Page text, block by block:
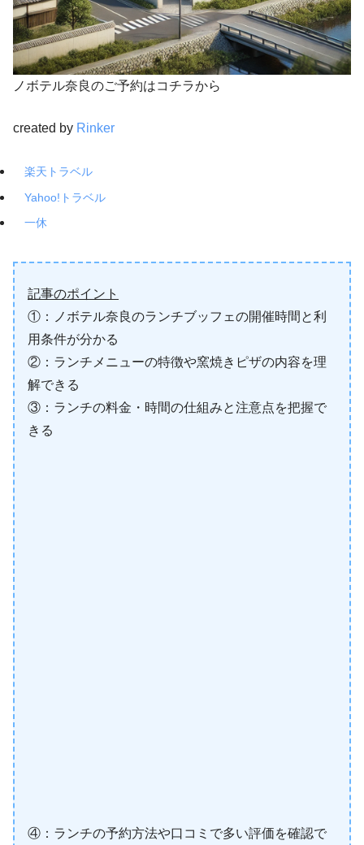
ノボテル奈良のご予約はコチラから
created by Rinker
楽天トラベル
Yahoo!トラベル
一休
記事のポイント
①：ノボテル奈良のランチブッフェの開催時間と利
用条件が分かる
②：ランチメニューの特徴や窯焼きピザの内容を理
解できる
③：ランチの料金・時間の仕組みと注意点を把握で
きる
④：ランチの予約方法や口コミで多い評価を確認で